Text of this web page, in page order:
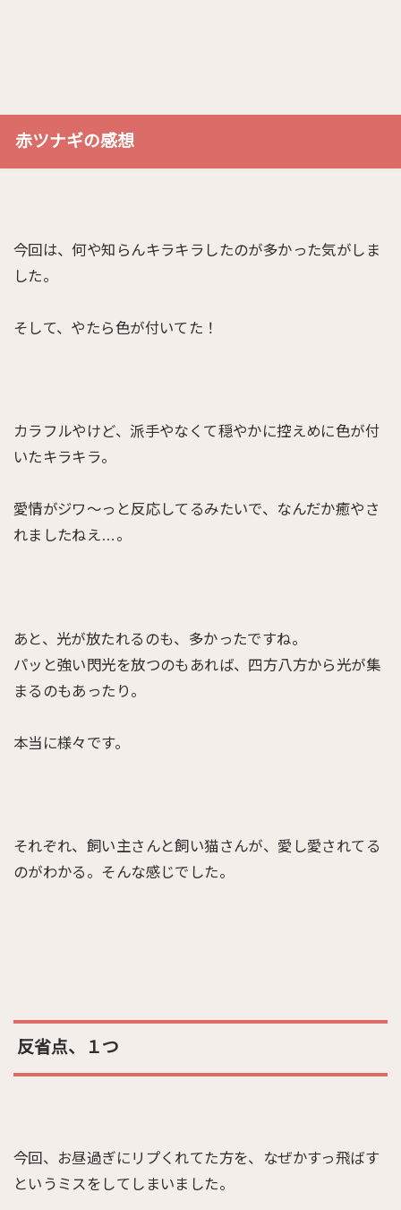
赤ツナギの感想
今回は、何や知らんキラキラしたのが多かった気がしま
した。
そして、やたら色が付いてた！
カラフルやけど、派手やなくて穏やかに控えめに色が付
いたキラキラ。
愛情がジワ〜っと反応してるみたいで、なんだか癒やさ
れましたねえ…。
あと、光が放たれるのも、多かったですね。
パッと強い閃光を放つのもあれば、四方八方から光が集
まるのもあったり。
本当に様々です。
それぞれ、飼い主さんと飼い猫さんが、愛し愛されてる
のがわかる。そんな感じでした。
反省点、１つ
今回、お昼過ぎにリプくれてた方を、なぜかすっ飛ばす
というミスをしてしまいました。